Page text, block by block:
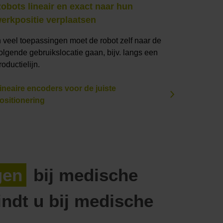
lineair en exact naar hun
verplaatsen
veel toepassingen moet de robot zelf naar de
gebruikslocatie gaan, bijv. langs een
encoders voor de juiste
bij medische
u bij medische